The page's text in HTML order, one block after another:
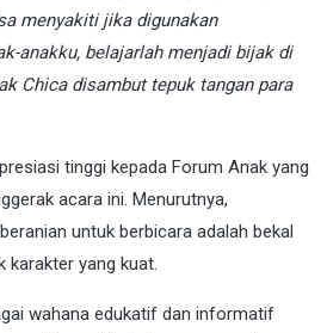
menyakiti jika digunakan
anakku, belajarlah menjadi bijak di
Chica disambut tepuk tangan para
tinggi kepada Forum Anak yang
acara ini. Menurutnya,
untuk berbicara adalah bekal
karakter yang kuat.
wahana edukatif dan informatif